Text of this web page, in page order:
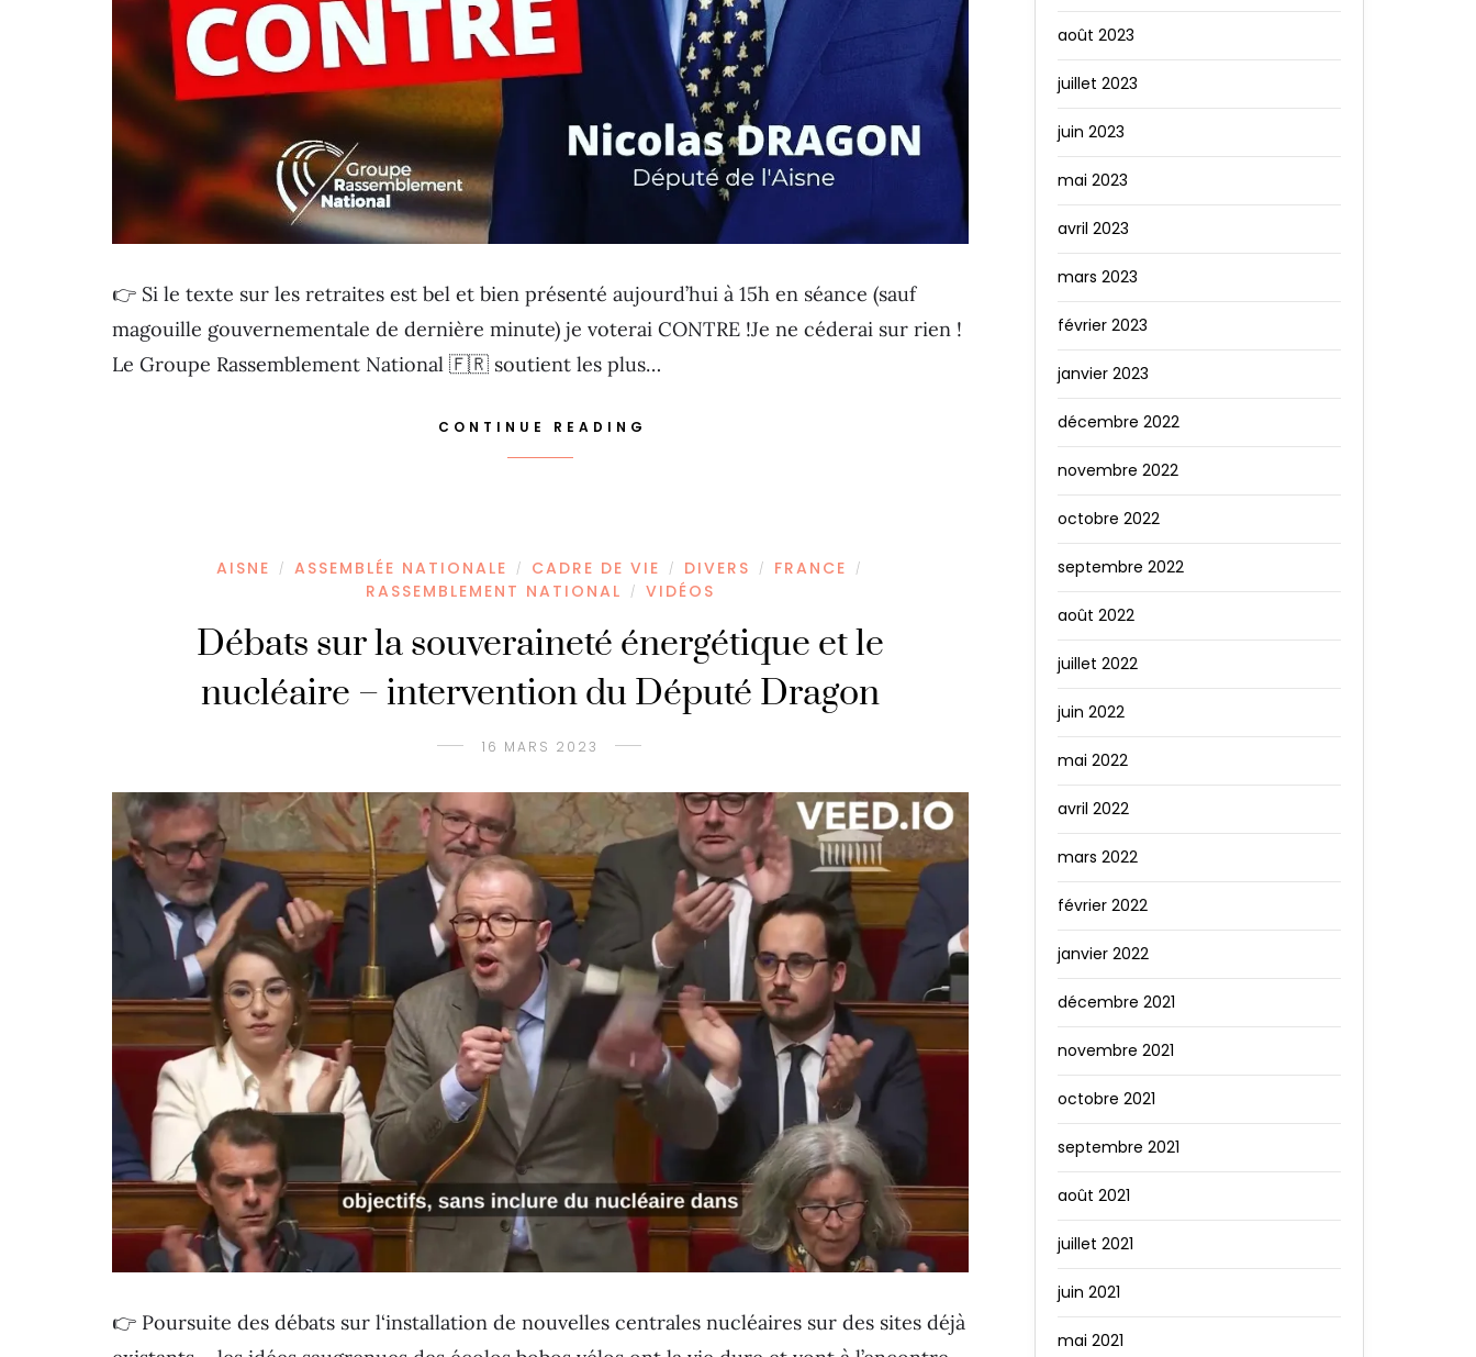
👉 Si le texte sur les retraites est bel et bien présenté aujourd’hui à 15h en séance (sauf
magouille gouvernementale de dernière minute) je voterai CONTRE !Je ne céderai sur rien !
Le Groupe Rassemblement National 🇫🇷 soutient les plus…
CONTINUE READING
AISNE / ASSEMBLÉE NATIONALE / CADRE DE VIE / DIVERS / FRANCE /
RASSEMBLEMENT NATIONAL / VIDÉOS
Débats sur la souveraineté énergétique et le
nucléaire – intervention du Député Dragon
16 MARS 2023
👉 Poursuite des débats sur l‘installation de nouvelles centrales nucléaires sur des sites déjà
août 2023
juillet 2023
juin 2023
mai 2023
avril 2023
mars 2023
février 2023
janvier 2023
décembre 2022
novembre 2022
octobre 2022
septembre 2022
août 2022
juillet 2022
juin 2022
mai 2022
avril 2022
mars 2022
février 2022
janvier 2022
décembre 2021
novembre 2021
octobre 2021
septembre 2021
août 2021
juillet 2021
juin 2021
mai 2021